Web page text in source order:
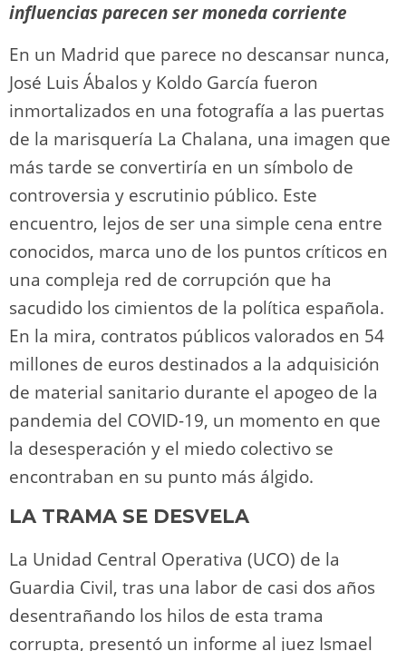
influencias parecen ser moneda corriente
En un Madrid que parece no descansar nunca,
José Luis Ábalos y Koldo García fueron
inmortalizados en una fotografía a las puertas
de la marisquería La Chalana, una imagen que
más tarde se convertiría en un símbolo de
controversia y escrutinio público. Este
encuentro, lejos de ser una simple cena entre
conocidos, marca uno de los puntos críticos en
una compleja red de corrupción que ha
sacudido los cimientos de la política española.
En la mira, contratos públicos valorados en 54
millones de euros destinados a la adquisición
de material sanitario durante el apogeo de la
pandemia del COVID-19, un momento en que
la desesperación y el miedo colectivo se
encontraban en su punto más álgido.
LA TRAMA SE DESVELA
La Unidad Central Operativa (UCO) de la
Guardia Civil, tras una labor de casi dos años
desentrañando los hilos de esta trama
corrupta, presentó un informe al juez Ismael